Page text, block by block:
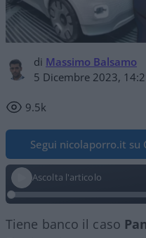
di Massimo Balsamo
5 Dicembre 2023,
9.5k
Segui nicolaporro.it su
Ascolta l'articolo
Tiene banco il caso